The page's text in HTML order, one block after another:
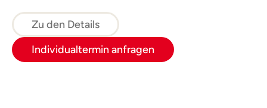
Zu den Details
Individualtermin anfragen